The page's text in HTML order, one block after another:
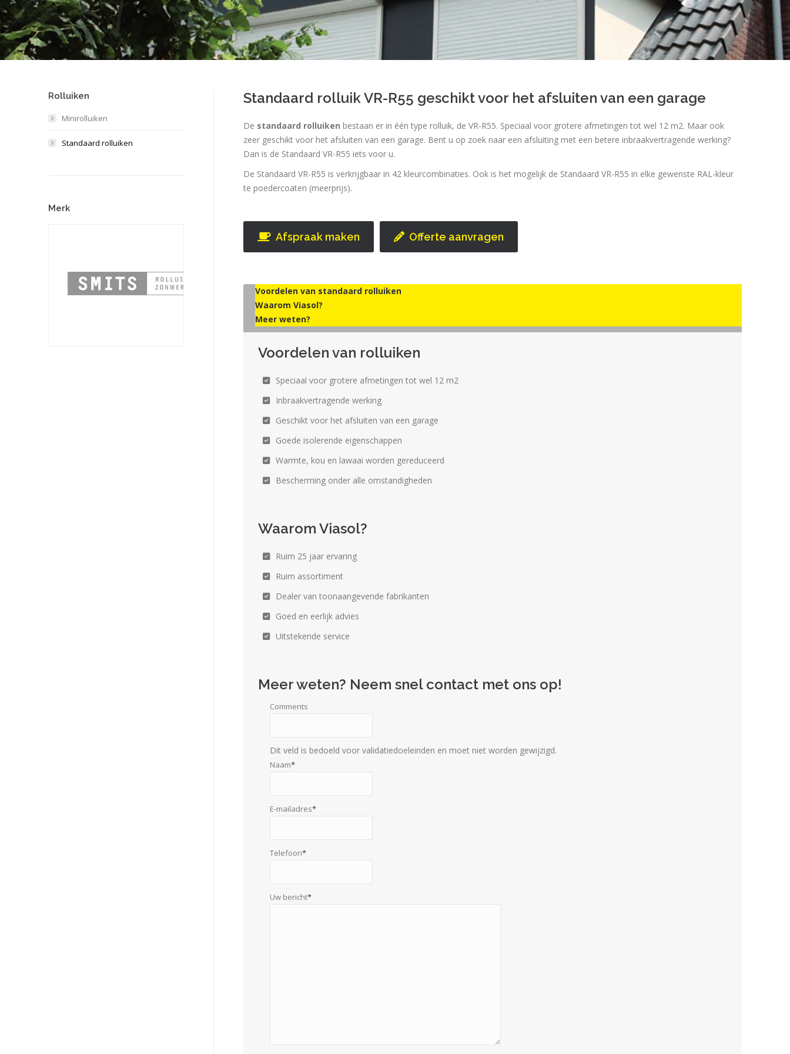
Standaard rolluik VR-R55 geschikt voor het afsluiten van een garage
De standaard rolluiken bestaan er in één type rolluik, de VR-R55. Speciaal voor grotere afmetingen tot wel 12 m2. Maar ook
zeer geschikt voor het afsluiten van een garage. Bent u op zoek naar een afsluiting met een betere inbraakvertragende werking?
Dan is de Standaard VR-R55 iets voor u.
De Standaard VR-R55 is verkrijgbaar in 42 kleurcombinaties. Ook is het mogelijk de Standaard VR-R55 in elke gewenste RAL-kleur
te poedercoaten (meerprijs).
Afspraak maken Offerte aanvragen
Voordelen van standaard rolluiken
Waarom Viasol?
Meer weten?
Voordelen van rolluiken
Speciaal voor grotere afmetingen tot wel 12 m2
Inbraakvertragende werking
Geschikt voor het afsluiten van een garage
Goede isolerende eigenschappen
Warmte, kou en lawaai worden gereduceerd
Bescherming onder alle omstandigheden
Waarom Viasol?
Ruim 25 jaar ervaring
Ruim assortiment
Dealer van toonaangevende fabrikanten
Goed en eerlijk advies
Uitstekende service
Meer weten? Neem snel contact met ons op!
Comments
Dit veld is bedoeld voor validatiedoeleinden en moet niet worden gewijzigd.
Naam*
E-mailadres*
Telefoon*
Uw bericht*
Rolluiken
Minirolluiken
Standaard rolluiken
Merk